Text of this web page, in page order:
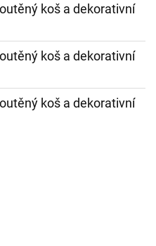
koš a dekorativní
koš a dekorativní
koš a dekorativní